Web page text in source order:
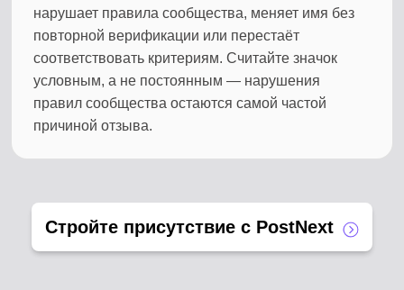
нарушает правила сообщества, меняет имя без
повторной верификации или перестаёт
соответствовать критериям. Считайте значок
условным, а не постоянным — нарушения
правил сообщества остаются самой частой
причиной отзыва.
Стройте присутствие с PostNext